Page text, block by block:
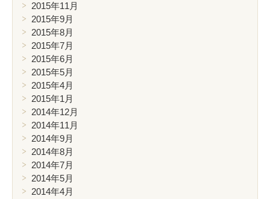
2015年11月
2015年9月
2015年8月
2015年7月
2015年6月
2015年5月
2015年4月
2015年1月
2014年12月
2014年11月
2014年9月
2014年8月
2014年7月
2014年5月
2014年4月